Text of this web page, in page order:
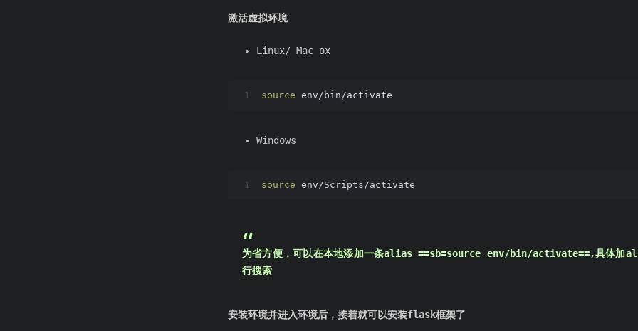
激活虚拟环境
Linux/ Mac ox
1 source env/bin/activate
Windows
1 source env/Scripts/activate
为省方便，可以在本地添加一条alias ==sb=source env/bin/activate==,具体加
行搜索
安装环境并进入环境后，接着就可以安装flask框架了